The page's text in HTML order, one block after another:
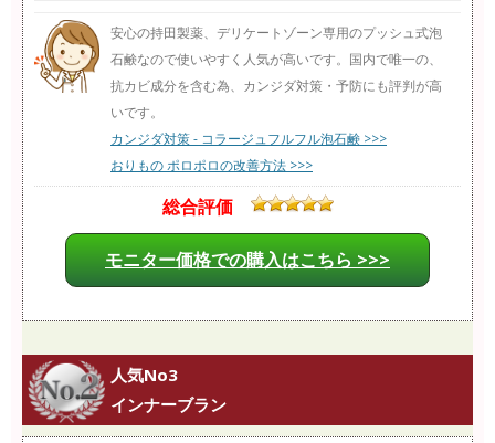
安心の持田製薬、デリケートゾーン専用のプッシュ式泡
石鹸なので使いやすく人気が高いです。国内で唯一の、
抗カビ成分を含む為、カンジダ対策・予防にも評判が高
いです。
カンジダ対策 - コラージュフルフル泡石鹸 >>>
おりもの ポロポロの改善方法 >>>
総合評価
モニター価格での購入はこちら >>>
人気No3
インナーブラン